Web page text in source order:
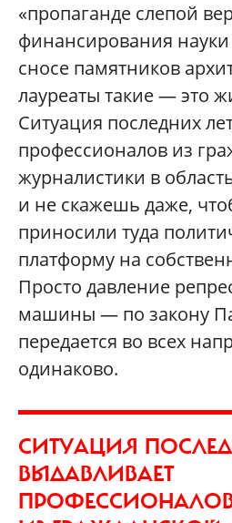
«пропаганде слепой
финансирования
сносе памятников
лауреаты такие — это
Ситуация последних
профессионалов из
журналистики в
и не скажешь даже,
приносили туда
платформу на
Просто давление
машины — по закону
передается во всех
одинаково.
СИТУАЦИЯ
ВЫДАВЛИВАЕТ